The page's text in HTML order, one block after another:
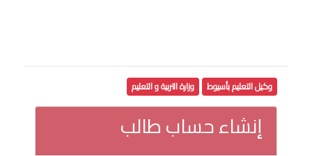
وكيل التعليم بأسيوط وزارة التربية و التعليم
إنشاء حساب طالب